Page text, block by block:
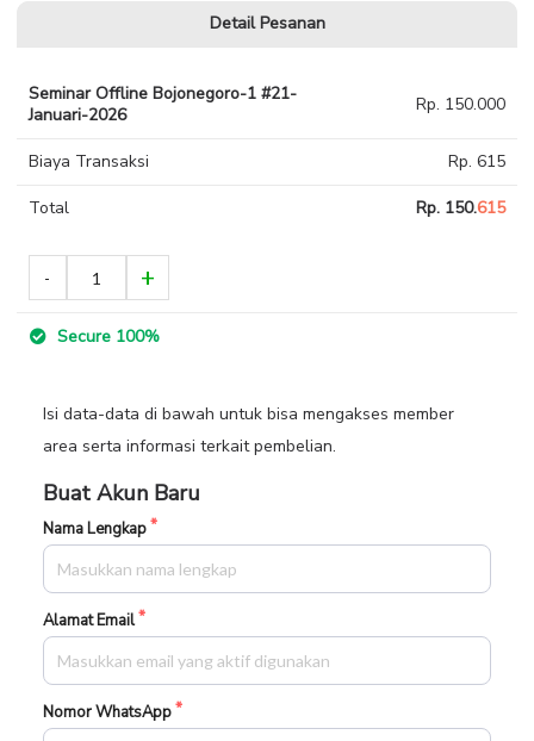
Detail Pesanan
Seminar Offline Bojonegoro-1 #21-
Januari-2026
Rp. 150.000
Biaya Transaksi Rp. 615
Total Rp. 150.615
Secure 100%
Isi data-data di bawah untuk bisa mengakses member
area serta informasi terkait pembelian.
Buat Akun Baru
Nama Lengkap
Alamat Email
Nomor WhatsApp